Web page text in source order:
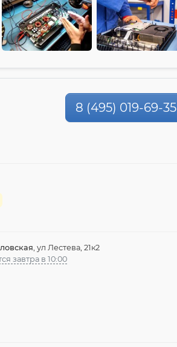
8 (495) 019-69-35
, ул Лестева, 21к2
завтра в 10:00